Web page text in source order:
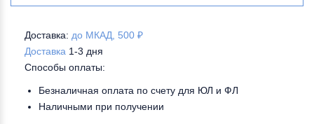
Доставка: до МКАД, 500 ₽
Доставка 1-3 дня
Способы оплаты:
Безналичная оплата по счету для ЮЛ и ФЛ
Наличными при получении